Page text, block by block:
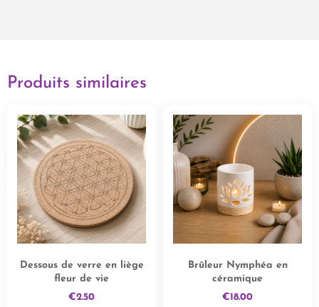
Produits similaires
Dessous de verre en liège
fleur de vie
€2.50
Brûleur Nymphéa en
céramique
€18.00